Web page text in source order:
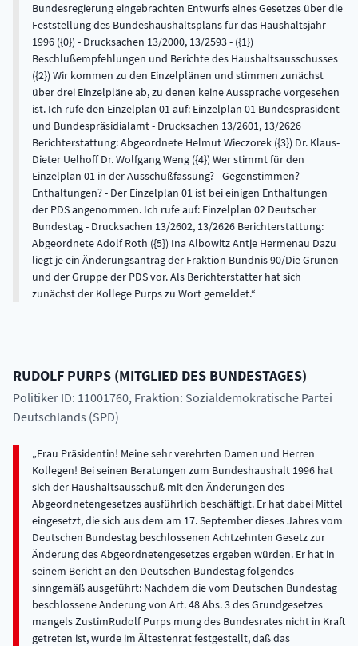
Bundesregierung eingebrachten Entwurfs eines Gesetzes über die
Feststellung des Bundeshaushaltsplans für das Haushaltsjahr
1996 ({0}) - Drucksachen 13/2000, 13/2593 - ({1})
Beschlußempfehlungen und Berichte des Haushaltsausschusses
({2}) Wir kommen zu den Einzelplänen und stimmen zunächst
über drei Einzelpläne ab, zu denen keine Aussprache vorgesehen
ist. Ich rufe den Einzelplan 01 auf: Einzelplan 01 Bundespräsident
und Bundespräsidialamt - Drucksachen 13/2601, 13/2626
Berichterstattung: Abgeordnete Helmut Wieczorek ({3}) Dr. Klaus-
Dieter Uelhoff Dr. Wolfgang Weng ({4}) Wer stimmt für den
Einzelplan 01 in der Ausschußfassung? - Gegenstimmen? -
Enthaltungen? - Der Einzelplan 01 ist bei einigen Enthaltungen
der PDS angenommen. Ich rufe auf: Einzelplan 02 Deutscher
Bundestag - Drucksachen 13/2602, 13/2626 Berichterstattung:
Abgeordnete Adolf Roth ({5}) Ina Albowitz Antje Hermenau Dazu
liegt je ein Änderungsantrag der Fraktion Bündnis 90/Die Grünen
und der Gruppe der PDS vor. Als Berichterstatter hat sich
zunächst der Kollege Purps zu Wort gemeldet.
RUDOLF PURPS (MITGLIED DES BUNDESTAGES)
Politiker ID: 11001760, Fraktion: Sozialdemokratische Partei
Deutschlands (SPD)
Frau Präsidentin! Meine sehr verehrten Damen und Herren
Kollegen! Bei seinen Beratungen zum Bundeshaushalt 1996 hat
sich der Haushaltsausschuß mit den Änderungen des
Abgeordnetengesetzes ausführlich beschäftigt. Er hat dabei Mittel
eingesetzt, die sich aus dem am 17. September dieses Jahres vom
Deutschen Bundestag beschlossenen Achtzehnten Gesetz zur
Änderung des Abgeordnetengesetzes ergeben würden. Er hat in
seinem Bericht an den Deutschen Bundestag folgendes
sinngemäß ausgeführt: Nachdem die vom Deutschen Bundestag
beschlossene Änderung von Art. 48 Abs. 3 des Grundgesetzes
mangels ZustimRudolf Purps mung des Bundesrates nicht in Kraft
getreten ist, wurde im Ältestenrat festgestellt, daß das